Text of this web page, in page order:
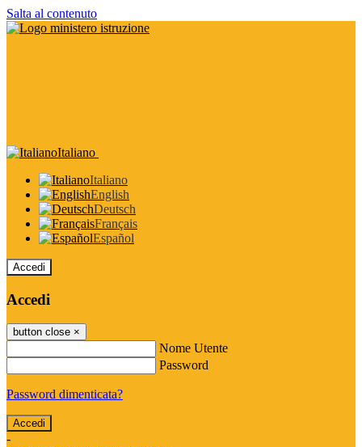
Salta al contenuto
Italiano
Italiano
English
Deutsch
Français
Español
Accedi
Accedi
button close ×
Nome Utente
Password
Password dimenticata?
-